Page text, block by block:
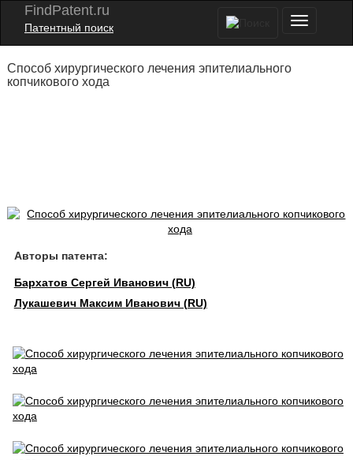
FindPatent.ru
Патентный поиск
Способ хирургического лечения эпителиального
копчикового хода
Авторы патента:
Бархатов Сергей Иванович (RU)
Лукашевич Максим Иванович (RU)